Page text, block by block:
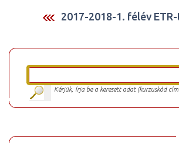
2017-2018-1. félév
Kérjük, írja be a keresett adat (kurzuskód